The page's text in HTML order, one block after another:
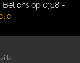
Bel ons op 0318 -
.